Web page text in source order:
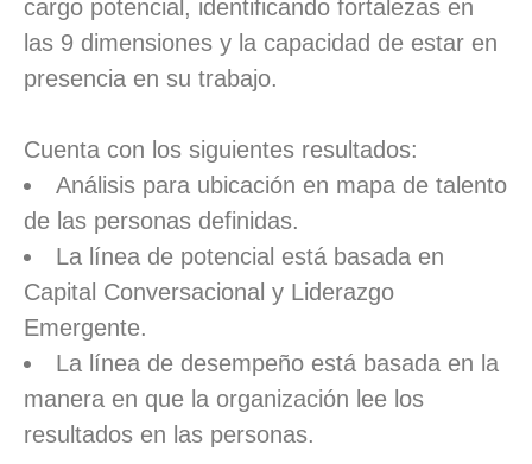
cargo potencial, identificando fortalezas en
las 9 dimensiones y la capacidad de estar en
presencia en su trabajo.
Cuenta con los siguientes resultados:
Análisis para ubicación en mapa de talento
de las personas definidas.
La línea de potencial está basada en
Capital Conversacional y Liderazgo
Emergente.
La línea de desempeño está basada en la
manera en que la organización lee los
resultados en las personas.